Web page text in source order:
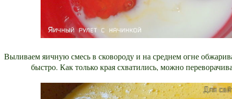
Выливаем яичную смесь в сковороду и на среднем огне
быстро. Как только края схватились, можно